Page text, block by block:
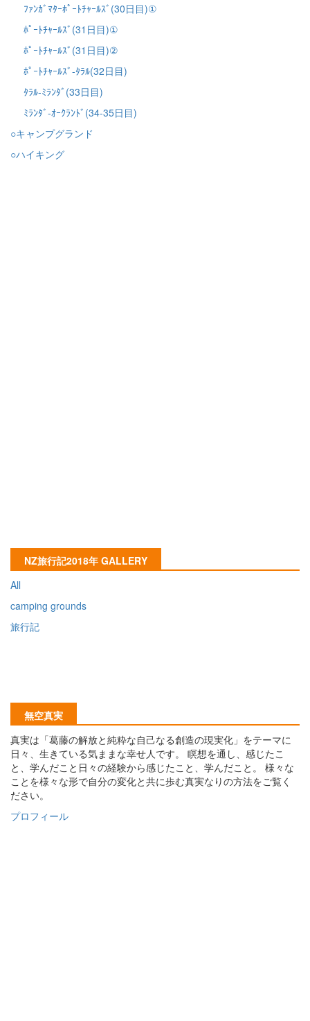
ﾌｧﾝｶﾞﾏﾀｰﾎﾟｰﾄﾁｬｰﾙｽﾞ(30日目)①
ﾎﾟｰﾄﾁｬｰﾙｽﾞ(31日目)①
ﾎﾟｰﾄﾁｬｰﾙｽﾞ(31日目)②
ﾎﾟｰﾄﾁｬｰﾙｽﾞ-ﾀﾗﾙ(32日目)
ﾀﾗﾙ-ﾐﾗﾝﾀﾞ(33日目)
ﾐﾗﾝﾀﾞ-ｵｰｸﾗﾝﾄﾞ(34-35日目)
○キャンプグランド
○ハイキング
NZ旅行記2018年 GALLERY
All
camping grounds
旅行記
無空真実
真実は「葛藤の解放と純粋な自己なる創造の現実化」をテーマに
日々、生きている気ままな幸せ人です。 瞑想を通し、感じたこ
と、学んだこと日々の経験から感じたこと、学んだこと。 様々な
ことを様々な形で自分の変化と共に歩む真実なりの方法をご覧く
ださい。
プロフィール